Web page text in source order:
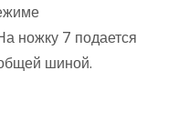
ножку 7 подается
шиной.